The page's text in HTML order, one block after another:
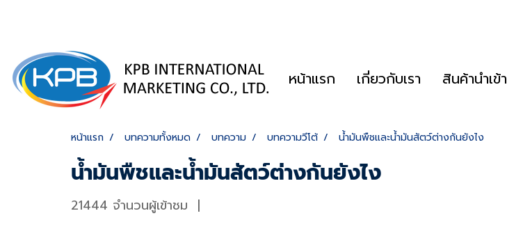
หน้าแรก เกี่ยวกับเรา สินค้านำเข้า
หน้าแรก บทความทั้งหมด บทความ บทความวีโต้ น้ำมันพืชและน้ำมันสัตว์ต่างกันยังไง
น้ำมันพืชและน้ำมันสัตว์ต่างกันยังไง
21444 จำนวนผู้เข้าชม |